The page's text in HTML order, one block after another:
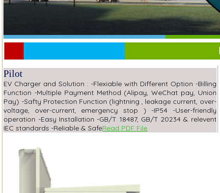
Pilot
EV Charger and Solution : -Flexiable with Different Option -Billing
Function -Multiple Payment Method (Alipay, WeChat pay, Union
Pay) -Safty Protection Function (lightning , leakage current, over-
voltage, over-current, emergency stop ) -IP54 -User-friendly
operation -Easy Installation -GB/T 18487, GB/T 20234 & relevent
IEC standards -Reliable & SafeRead PDF File